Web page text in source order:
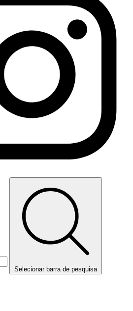
Selecionar barra de pesquisa